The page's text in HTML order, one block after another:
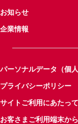
お知らせ
企業情報
パーソナルデータ（個
プライバシーポリシー
サイトご利用にあたって
お客さまご利用端末か